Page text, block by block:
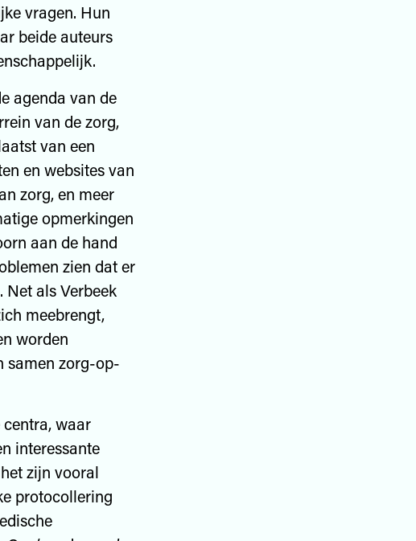
vragen. Hun
beide auteurs
agenda van de
van de zorg,
van een
en websites van
zorg, en meer
opmerkingen
aan de hand
zien dat er
Net als Verbeek
meebrengt,
worden
samen zorg-op-
waar
interessante
zijn vooral
protocollering